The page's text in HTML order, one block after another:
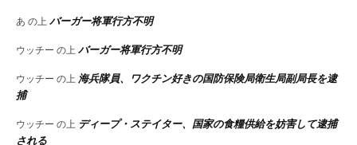
あ の上 バーガー将軍行方不明
ウッチー の上 バーガー将軍行方不明
ウッチー の上 海兵隊員、ワクチン好きの国防保険局衛生局副局長を逮
捕
ウッチー の上 ディープ・ステイター、国家の食糧供給を妨害して逮捕
される